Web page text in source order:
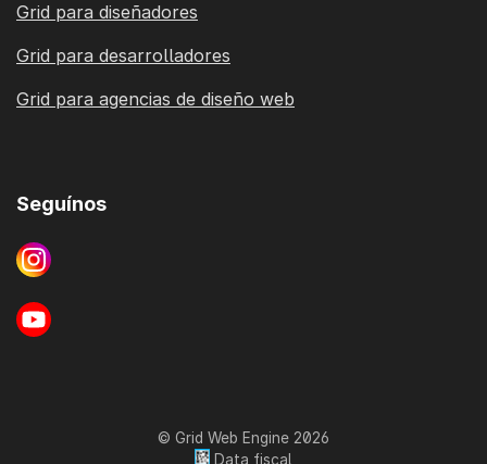
Grid para diseñadores
Grid para desarrolladores
Grid para agencias de diseño web
Seguínos
© Grid Web Engine 2026